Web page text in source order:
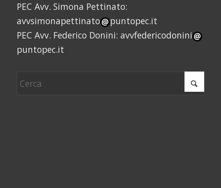
PEC Avv. Simona Pettinato:
avvsimonapettinato
puntopec.it
PEC Avv. Federico Donini: avvfedericodonini
puntopec.it